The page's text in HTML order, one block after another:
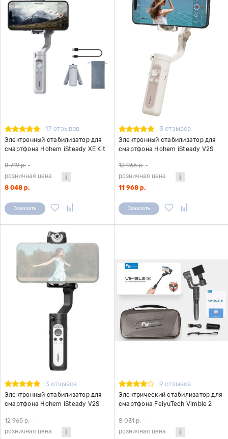
17 отзывов
Электронный стабилизатор для
смартфона Hohem iSteady XE Kit
8 719 р. -
розничная цена
8 048 р.
Заказать
3 отзывов
Электронный стабилизатор для
смартфона Hohem iSteady V2S
12 965 р. -
розничная цена
11 968 р.
Заказать
3 отзывов
Электронный стабилизатор для
смартфона Hohem iSteady V2S
12 965 р. -
розничная цена
9 отзывов
Электрический стабилизатор для
смартфона FeiyuTech Vimble 2
8 031 р. -
розничная цена